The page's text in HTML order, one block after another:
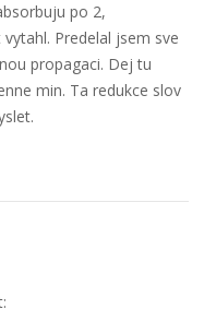
po 2,
Predelal jsem sve
propagaci. Dej tu
min. Ta redukce slov